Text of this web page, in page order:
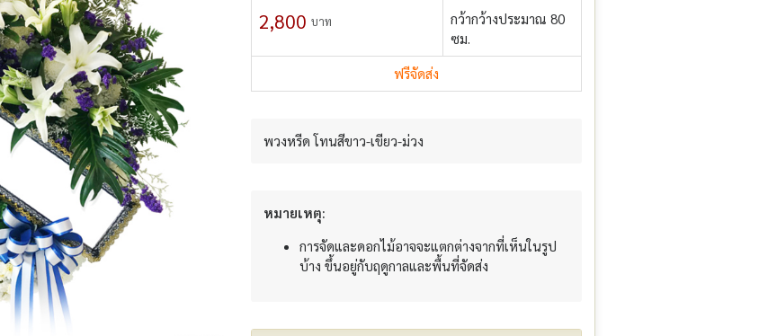
2,800 บาท
กว้ากว้างประมาณ 80
ซม.
ฟรีจัดส่ง
พวงหรีด โทนสีขาว-เขียว-ม่วง
หมายเหตุ:
การจัดและดอกไม้อาจจะแตกต่างจากที่เห็นในรูป
บ้าง ขึ้นอยู่กับฤดูกาลและพื้นที่จัดส่ง